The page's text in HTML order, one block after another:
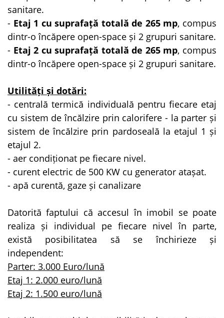
sanitare.
- Etaj 1 cu suprafață totală de 265 mp, compus
dintr-o încăpere open-space și 2 grupuri sanitare.
- Etaj 2 cu suprafață totală de 265 mp, compus
dintr-o încăpere open-space și 2 grupuri sanitare.
Utilități și dotări:
- centrală termică individuală pentru fiecare etaj
cu sistem de încălzire prin calorifere - la parter și
sistem de încălzire prin pardoseală la etajul 1 și
etajul 2.
- aer condiționat pe fiecare nivel.
- curent electric de 500 KW cu generator atașat.
- apă curentă, gaze și canalizare
Datorită faptului că accesul în imobil se poate
realiza și individual pe fiecare nivel în parte,
există posibilitatea să se închirieze și
independent:
Parter: 3.000 Euro/lună
Etaj 1: 2.000 euro/lună
Etaj 2: 1.500 euro/lună